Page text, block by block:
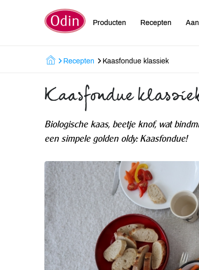
Producten Recepten
Recepten Kaasfondue klassiek
Kaasfondue
Biologische kaas, beetje knof, wat
een simpele golden oldy: Kaasfondue!